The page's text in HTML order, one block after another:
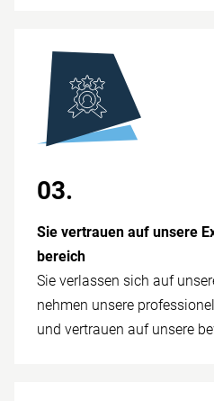
03.
Sie vertrauen auf unsere
bereich
Sie verlassen sich auf
nehmen unsere
und vertrauen auf unsere